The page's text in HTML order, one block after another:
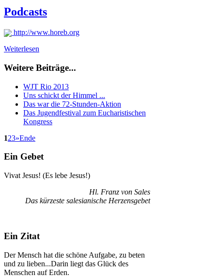
Podcasts
http://www.horeb.org
Weiterlesen
Weitere Beiträge...
WJT Rio 2013
Uns schickt der Himmel ...
Das war die 72-Stunden-Aktion
Das Jugendfestival zum Eucharistischen
Kongress
123»Ende
Ein Gebet
Vivat Jesus! (Es lebe Jesus!)
Hl. Franz von Sales
Das kürzeste salesianische Herzensgebet
Ein Zitat
Der Mensch hat die schöne Aufgabe, zu beten
und zu lieben...Darin liegt das Glück des
Menschen auf Erden.